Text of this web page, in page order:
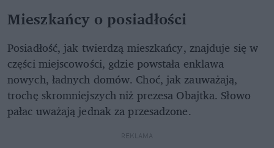
Mieszkańcy o posiadłości
Posiadłość, jak twierdzą mieszkańcy, znajduje się w
części miejscowości, gdzie powstała enklawa
nowych, ładnych domów. Choć, jak zauważają,
trochę skromniejszych niż prezesa Obajtka. Słowo
pałac uważają jednak za przesadzone.
REKLAMA